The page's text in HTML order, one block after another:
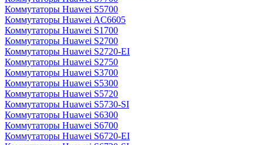
Коммутаторы Huawei S5700
Коммутаторы Huawei AC6605
Коммутаторы Huawei S1700
Коммутаторы Huawei S2700
Коммутаторы Huawei S2720-EI
Коммутаторы Huawei S2750
Коммутаторы Huawei S3700
Коммутаторы Huawei S5300
Коммутаторы Huawei S5720
Коммутаторы Huawei S5730-SI
Коммутаторы Huawei S6300
Коммутаторы Huawei S6700
Коммутаторы Huawei S6720-EI